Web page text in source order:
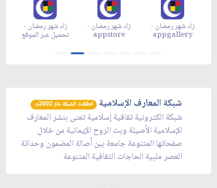
زاد شهر رمضان -
تحميل عبر الموقع
زاد شهر رمضان -
appstore
زاد شهر رمضان -
appgallery
شبكة المعارف الإسلامية انطلقت الشبكة عام 2002م.
شبكة الكترونية ثقافية إسلامية تعنى بنشر المعارف
الإسلامية الأصيلة وبث الروح الإيمانية من خلال
صفحاتها المتنوعة جامعة بين أصالة المضمون وحداثة
العصر ملبية الحاجات الثقافية المتنوعة